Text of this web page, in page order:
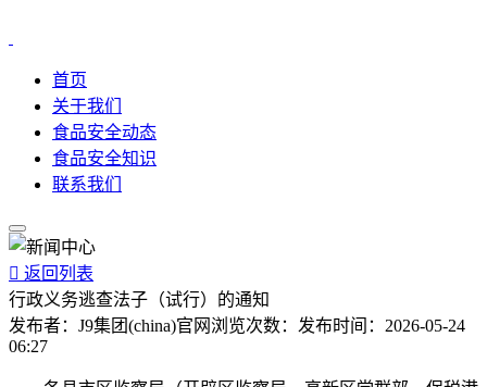
首页
关于我们
食品安全动态
食品安全知识
联系我们
 返回列表
行政义务逃查法子（试行）的通知
发布者： J9集团(china)官网 浏览次数： 发布时间： 2026-05-24
06:27